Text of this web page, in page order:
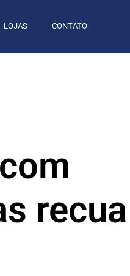
LOJAS CONTATO
recua